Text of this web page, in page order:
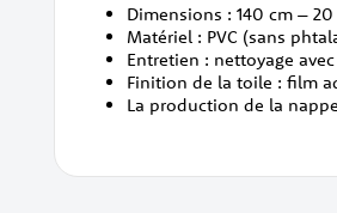
Dimensions : 140 cm –
Matériel : PVC (sans
Entretien : nettoyage
Finition de la toile : film
La production de la